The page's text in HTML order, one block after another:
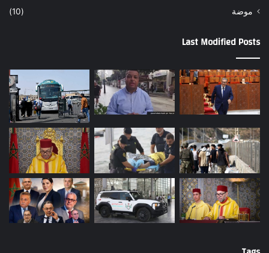
موضة
(10)
Last Modified Posts